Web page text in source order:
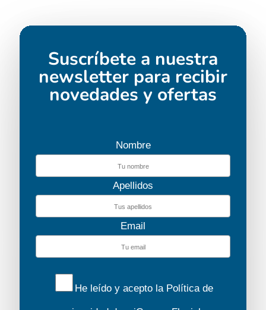
Suscríbete a nuestra
newsletter para recibir
novedades y ofertas
Nombre
Apellidos
Email
He leído y acepto la Política de